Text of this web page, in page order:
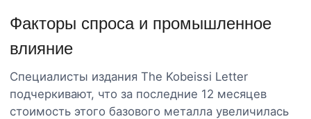
Факторы спроса и промышленное
влияние
Специалисты издания The Kobeissi Letter
подчеркивают, что за последние 12 месяцев
стоимость этого базового металла увеличилась